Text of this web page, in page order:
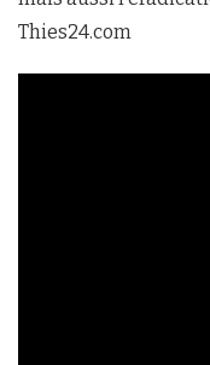
Thies24.com